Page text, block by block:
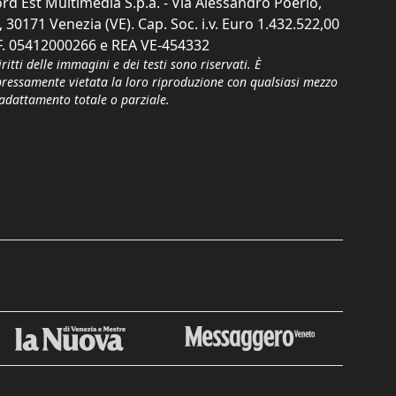
30171 Venezia (VE). Cap. Soc. i.v. Euro 1.432.522,00
05412000266 e REA VE-454332
delle immagini e dei testi sono riservati. È
vietata la loro riproduzione con qualsiasi mezzo
totale o parziale.